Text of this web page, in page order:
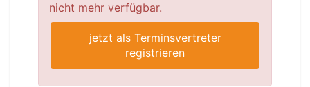
nicht mehr verfügbar.
jetzt als Terminsvertreter
registrieren